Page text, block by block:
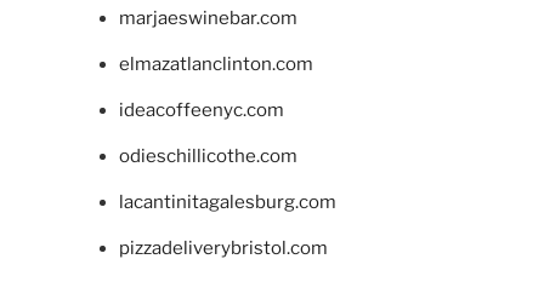
marjaeswinebar.com
elmazatlanclinton.com
ideacoffeenyc.com
odieschillicothe.com
lacantinitagalesburg.com
pizzadeliverybristol.com